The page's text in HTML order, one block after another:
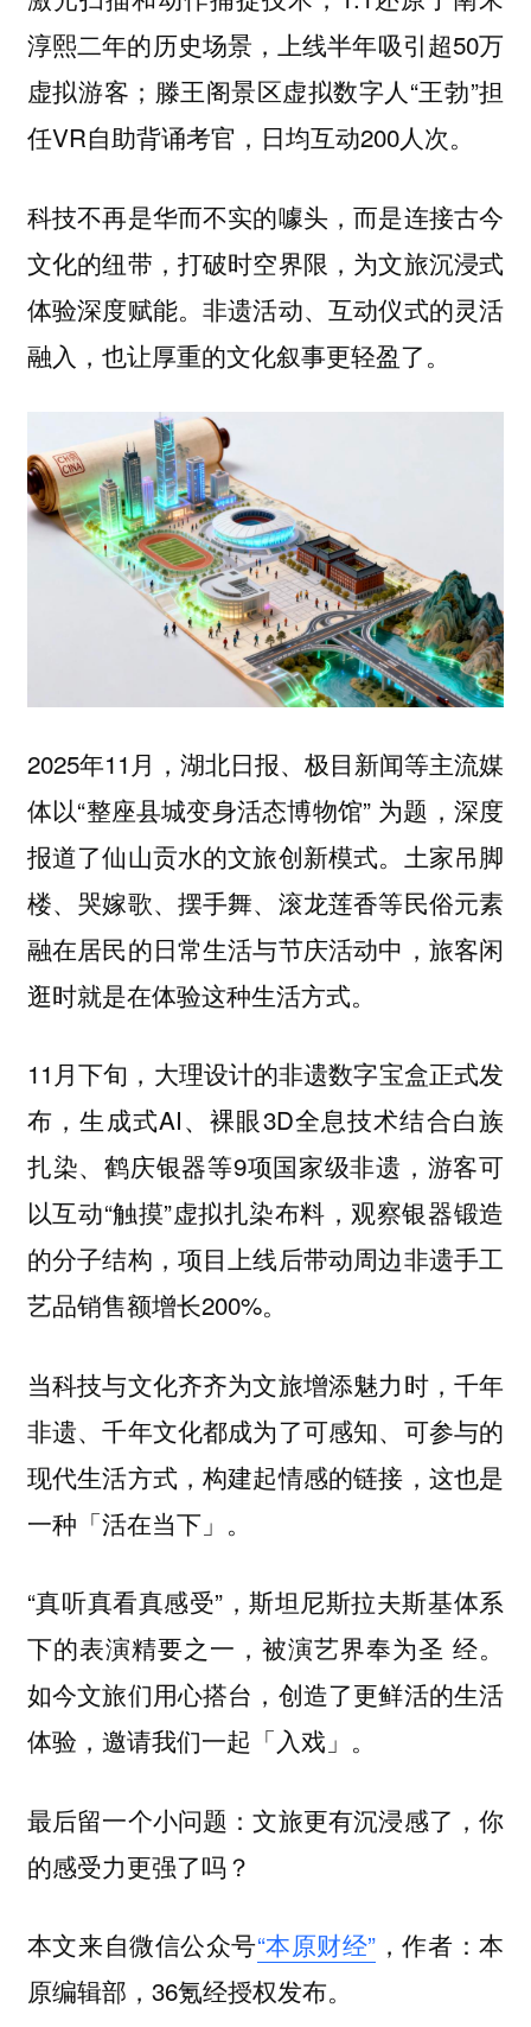
淳熙二年的历史场景，上线半年吸引超50万
虚拟游客；滕王阁景区虚拟数字人“王勃”担
任VR自助背诵考官，日均互动200人次。
科技不再是华而不实的噱头，而是连接古今
文化的纽带，打破时空界限，为文旅沉浸式
体验深度赋能。非遗活动、互动仪式的灵活
融入，也让厚重的文化叙事更轻盈了。
2025年11月，湖北日报、极目新闻等主流媒
体以“整座县城变身活态博物馆” 为题，深度
报道了仙山贡水的文旅创新模式。土家吊脚
楼、哭嫁歌、摆手舞、滚龙莲香等民俗元素
融在居民的日常生活与节庆活动中，旅客闲
逛时就是在体验这种生活方式。
11月下旬，大理设计的非遗数字宝盒正式发
布，生成式AI、裸眼3D全息技术结合白族
扎染、鹤庆银器等9项国家级非遗，游客可
以互动“触摸”虚拟扎染布料，观察银器锻造
的分子结构，项目上线后带动周边非遗手工
艺品销售额增长200%。
当科技与文化齐齐为文旅增添魅力时，千年
非遗、千年文化都成为了可感知、可参与的
现代生活方式，构建起情感的链接，这也是
一种「活在当下」。
“真听真看真感受”，斯坦尼斯拉夫斯基体系
下的表演精要之一，被演艺界奉为圣 经。
如今文旅们用心搭台，创造了更鲜活的生活
体验，邀请我们一起「入戏」。
最后留一个小问题：文旅更有沉浸感了，你
的感受力更强了吗？
本文来自微信公众号“本原财经” ，作者：本
原编辑部，36氪经授权发布。